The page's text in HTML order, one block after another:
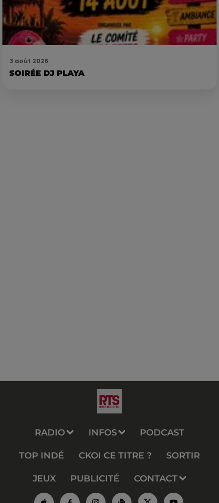
3 août 2026
SOIRÉE DJ PLAYA
RADIO INFOS PODCAST
TOP INDÉ CKOI CE TITRE ? SORTIR
JEUX PUBLICITÉ CONTACT